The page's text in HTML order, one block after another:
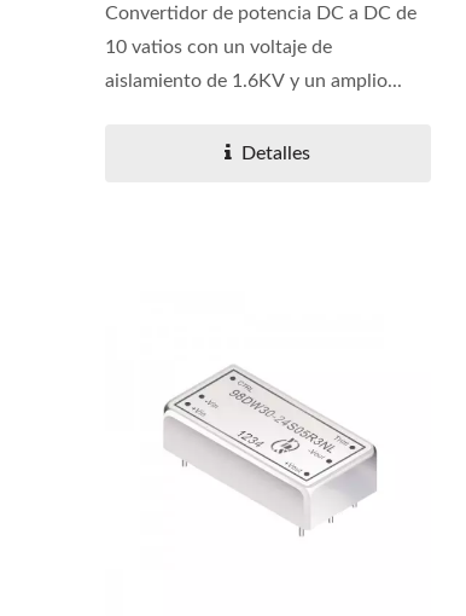
Convertidor de potencia DC a DC de
10 vatios con un voltaje de
aislamiento de 1.6KV y un amplio...
Detalles
Brick